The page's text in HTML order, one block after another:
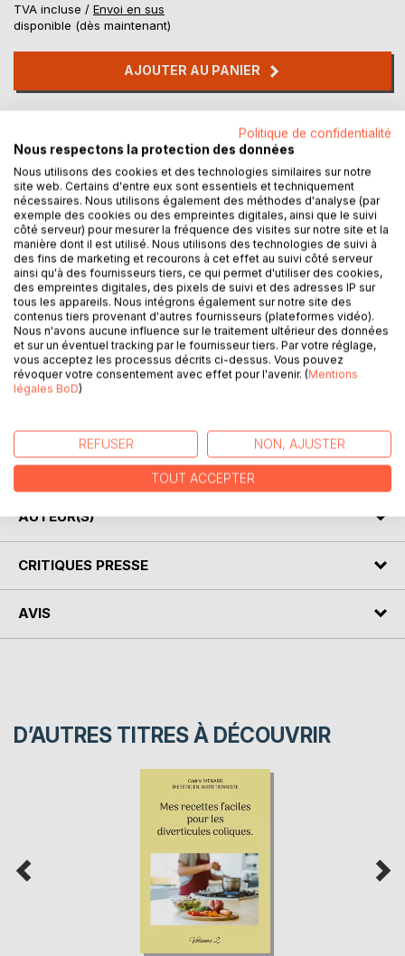
TVA incluse / Envoi en sus
disponible (dès maintenant)
AJOUTER AU PANIER
Laisser un avis
DESCRIPTION
Cet ouvrage regroupe l'essentiel diététique et nutritionnel
que toutes celles et ceux qui souhaitent, ou doivent,
supprimer le lactose de leur alimentation courante, doivent
absolument savoir. Chaque famille alimentaire y est
quelques astuces culinaires fondamentales également. En
bref, le B.a.-ba de la diététique que vous devez
absolument avoir en votre possession !
AUTEUR(S)
CRITIQUES PRESSE
AVIS
D’AUTRES TITRES À DÉCOUVRIR
Politique de confidentialité
Nous respectons la protection des données
Nous utilisons des cookies et des technologies similaires sur notre
site web. Certains d'entre eux sont essentiels et techniquement
nécessaires. Nous utilisons également des méthodes d'analyse (par
exemple des cookies ou des empreintes digitales, ainsi que le suivi
côté serveur) pour mesurer la fréquence des visites sur notre site et la
manière dont il est utilisé. Nous utilisons des technologies de suivi à
des fins de marketing et recourons à cet effet au suivi côté serveur
ainsi qu'à des fournisseurs tiers, ce qui permet d'utiliser des cookies,
des empreintes digitales, des pixels de suivi et des adresses IP sur
tous les appareils. Nous intégrons également sur notre site des
contenus tiers provenant d'autres fournisseurs (plateformes vidéo).
Nous n'avons aucune influence sur le traitement ultérieur des données
et sur un éventuel tracking par le fournisseur tiers. Par votre réglage,
vous acceptez les processus décrits ci-dessus. Vous pouvez
révoquer votre consentement avec effet pour l'avenir. (Mentions
légales BoD)
REFUSER NON, AJUSTER
TOUT ACCEPTER